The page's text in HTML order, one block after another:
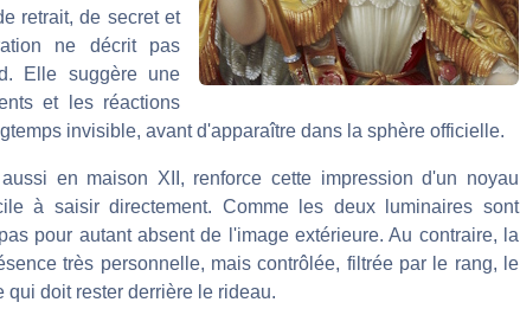
retrait, de secret et
ne décrit pas
Elle suggère une
et les réactions
invisible, avant d'apparaître dans la sphère officielle.
en maison XII, renforce cette impression d'un noyau
à saisir directement. Comme les deux luminaires sont
pour autant absent de l'image extérieure. Au contraire, la
très personnelle, mais contrôlée, filtrée par le rang, le
doit rester derrière le rideau.